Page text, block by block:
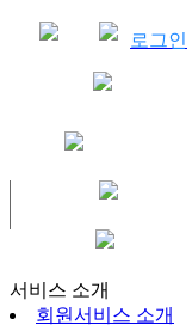
로그인
서비스 소개
회원서비스 소개